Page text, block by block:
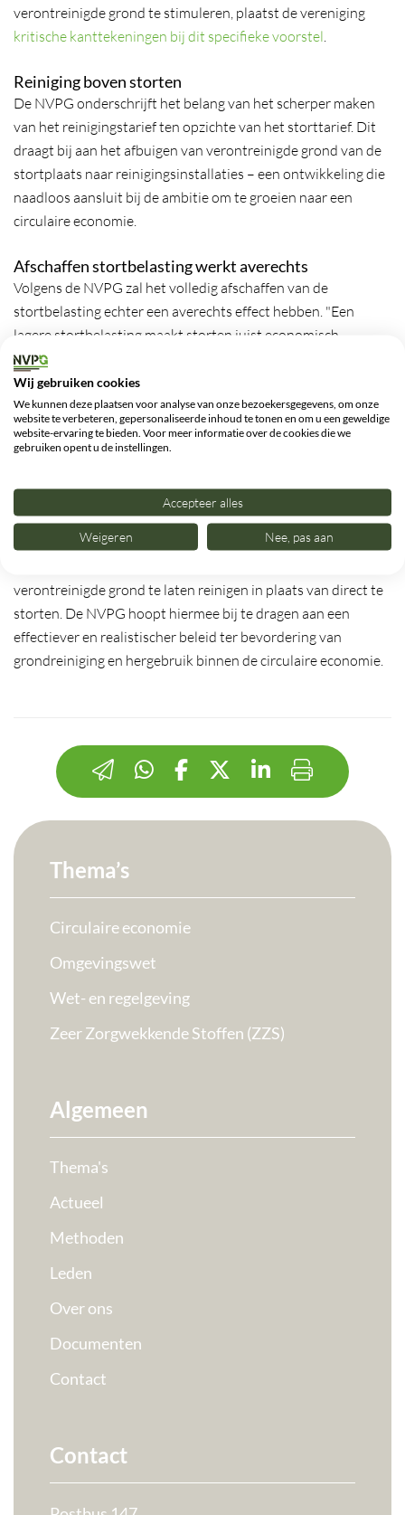
verontreinigde grond te stimuleren, plaatst de vereniging
kritische kanttekeningen bij dit specifieke voorstel.
Reiniging boven storten
De NVPG onderschrijft het belang van het scherper maken
van het reinigingstarief ten opzichte van het storttarief. Dit
draagt bij aan het afbuigen van verontreinigde grond van de
stortplaats naar reinigingsinstallaties – een ontwikkeling die
naadloos aansluit bij de ambitie om te groeien naar een
circulaire economie.
Afschaffen stortbelasting werkt averechts
Volgens de NVPG zal het volledig afschaffen van de
stortbelasting echter een averechts effect hebben. "Een
lagere stortbelasting maakt storten juist economisch
aantrekkelijker dan reinigen", aldus de NVPG in haar reactie.
Daarmee zou de voorgestelde maatregel contraproductief
uitpakken voor zowel het milieu als het overheidsbeleid.
Pleidooi voor vrijstelling reinigingsresidu
vrijstelling op de stortbelasting voor reinigingsresidu – het
restant dat overblijft na het reinigen van verontreinigde
grond. Omdat voor dit residu geen alternatief voorhanden is
verontreinigde grond te laten reinigen in plaats van direct te
storten. De NVPG hoopt hiermee bij te dragen aan een
effectiever en realistischer beleid ter bevordering van
grondreiniging en hergebruik binnen de circulaire economie.
Thema’s
Circulaire economie
Omgevingswet
Wet- en regelgeving
Zeer Zorgwekkende Stoffen (ZZS)
Algemeen
Thema's
Actueel
Methoden
Leden
Over ons
Documenten
Contact
Contact
Wij gebruiken cookies
We kunnen deze plaatsen voor analyse van onze bezoekersgegevens, om onze
website te verbeteren, gepersonaliseerde inhoud te tonen en om u een geweldige
website-ervaring te bieden. Voor meer informatie over de cookies die we
gebruiken opent u de instellingen.
Accepteer alles
Weigeren Nee, pas aan